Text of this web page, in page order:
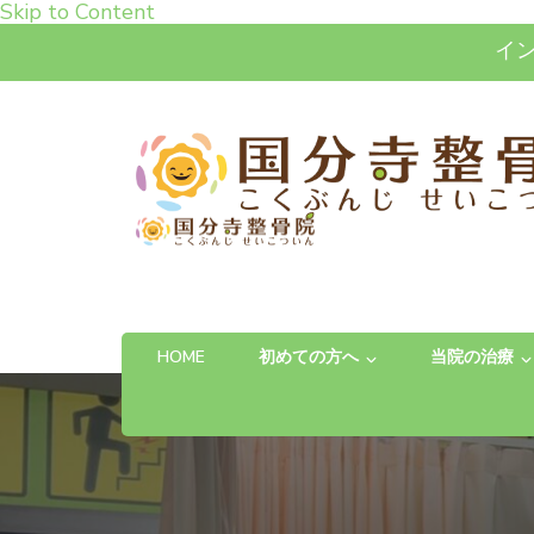
Skip to Content
イ
高松市で肩こり・腰痛
「お体の不安を自信に変える」完全予約制の
HOME 初めての方へ 当院の治療